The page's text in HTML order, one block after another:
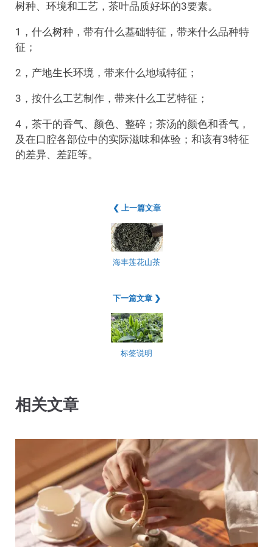
树种、环境和工艺，茶叶品质好坏的3要素。
1，什么树种，带有什么基础特征，带来什么品种特
征；
2，产地生长环境，带来什么地域特征；
3，按什么工艺制作，带来什么工艺特征；
4，茶干的香气、颜色、整碎；茶汤的颜色和香气，
及在口腔各部位中的实际滋味和体验；和该有3特征
的差异、差距等。
❮ 上一篇文章
海丰莲花山茶
下一篇文章 ❯
标签说明
相关文章